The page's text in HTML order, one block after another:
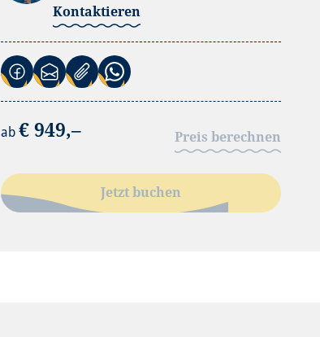
Kontaktieren
(Link öffnet in neuem Tab)
(Link öffnet in neuem Tab)
(Link öffnet in neuem Tab)
ab € 949,– Preis berechnen
Jetzt buchen